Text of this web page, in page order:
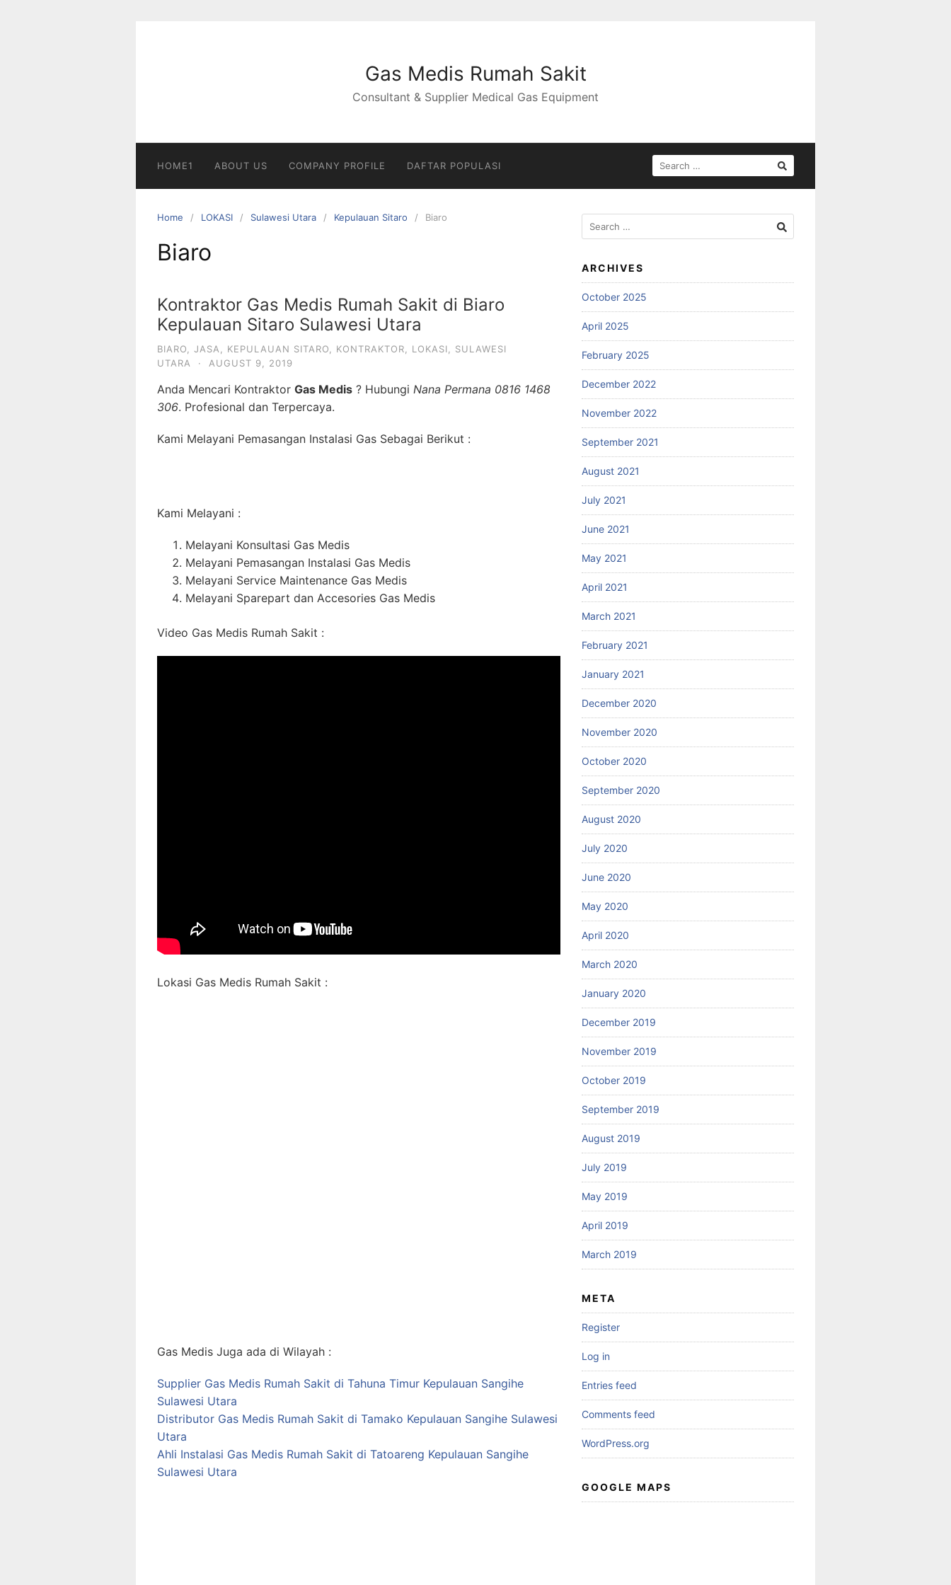
Gas Medis Rumah Sakit
Consultant & Supplier Medical Gas Equipment
HOME1 ABOUT US COMPANY PROFILE DAFTAR POPULASI
SEARCH
FOR:
Home LOKASI Sulawesi Utara Kepulauan Sitaro Biaro
Biaro
Kontraktor Gas Medis Rumah Sakit di Biaro
Kepulauan Sitaro Sulawesi Utara
BIARO JASA KEPULAUAN SITARO KONTRAKTOR LOKASI
SULAWESI
UTARA
· AUGUST 9, 2019
Anda Mencari Kontraktor Gas Medis ? Hubungi Nana Permana 0816 1468
306. Profesional dan Terpercaya.
Kami Melayani Pemasangan Instalasi Gas Sebagai Berikut :
Kami Melayani :
Melayani Konsultasi Gas Medis
Melayani Pemasangan Instalasi Gas Medis
Melayani Service Maintenance Gas Medis
Melayani Sparepart dan Accesories Gas Medis
Video Gas Medis Rumah Sakit :
Lokasi Gas Medis Rumah Sakit :
Gas Medis Juga ada di Wilayah :
Supplier Gas Medis Rumah Sakit di Tahuna Timur Kepulauan Sangihe
Sulawesi Utara
Distributor Gas Medis Rumah Sakit di Tamako Kepulauan Sangihe Sulawesi
Utara
Ahli Instalasi Gas Medis Rumah Sakit di Tatoareng Kepulauan Sangihe
Sulawesi Utara
Search
for:
ARCHIVES
October 2025
April 2025
February 2025
December 2022
November 2022
September 2021
August 2021
July 2021
June 2021
May 2021
April 2021
March 2021
February 2021
January 2021
December 2020
November 2020
October 2020
September 2020
August 2020
July 2020
June 2020
May 2020
April 2020
March 2020
January 2020
December 2019
November 2019
October 2019
September 2019
August 2019
July 2019
May 2019
April 2019
March 2019
META
Register
Log in
Entries feed
Comments feed
WordPress.org
GOOGLE MAPS